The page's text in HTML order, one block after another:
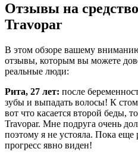
Отзывы на
Travopar
В этом обзоре вашему
отзывы, которым вы можете
реальные люди:
Рита, 27 лет: после
зубы и выпадать волосы! К
вот что касается второй беды,
Travopar. Мне подруга очень
поэтому я не устояла. Пока
прогресс явно виден!